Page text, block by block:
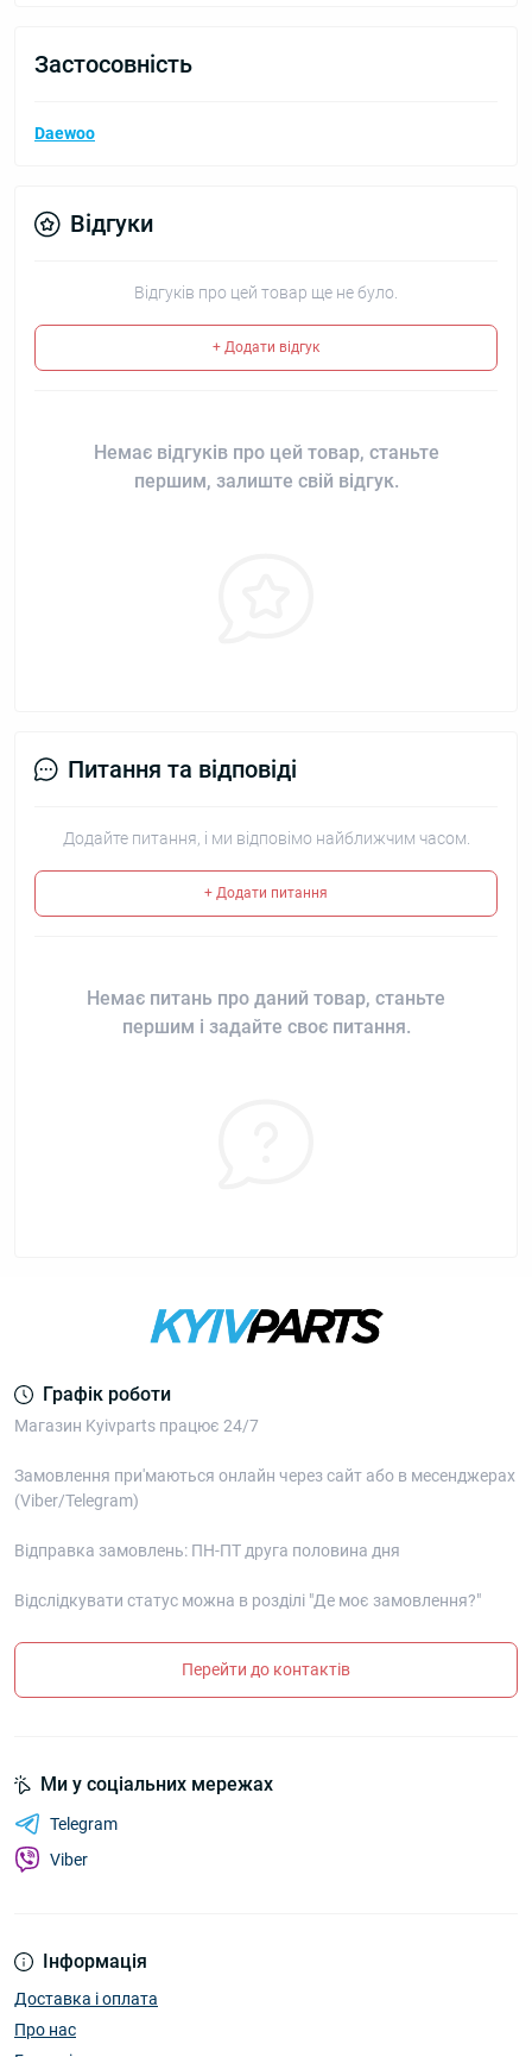
Застосовність
Daewoo
Відгуки
Відгуків про цей товар ще не було.
+ Додати відгук
Немає відгуків про цей товар, станьте
першим, залиште свій відгук.
Питання та відповіді
Додайте питання, і ми відповімо найближчим часом.
+ Додати питання
Немає питань про даний товар, станьте
першим і задайте своє питання.
Графік роботи
Магазин Kyivparts працює 24/7
Замовлення при'маються онлайн через сайт або в месенджерах
(Viber/Telegram)
Відправка замовлень: ПН-ПТ друга половина дня
Відслідкувати статус можна в розділі "Де моє замовлення?"
Перейти до контактів
Інформація
Доставка і оплата
Про нас
Ми у соціальних мережах
Telegram
Viber